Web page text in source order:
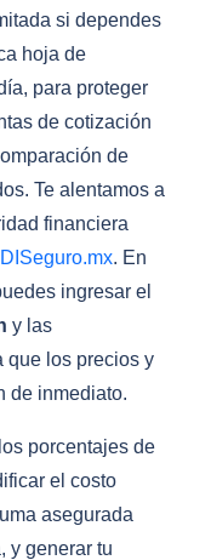
si dependes
hoja de
para proteger
de cotización
de
Te alentamos a
financiera
. En
ingresar el
y las
que los precios y
de inmediato.
porcentajes de
el costo
asegurada
y generar tu